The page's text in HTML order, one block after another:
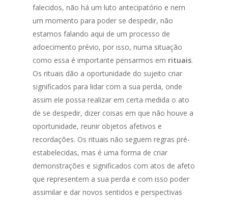
falecidos, não há um luto antecipatório e nem
um momento para poder se despedir, não
estamos falando aqui de um processo de
adoecimento prévio, por isso, numa situação
como essa é importante pensarmos em rituais.
Os rituais dão a oportunidade do sujeito criar
significados para lidar com a sua perda, onde
assim ele possa realizar em certa medida o ato
de se despedir, dizer coisas em que não houve a
oportunidade, reunir objetos afetivos e
recordações. Os rituais não seguem regras pré-
estabelecidas, mas é uma forma de criar
demonstrações e significados com atos de afeto
que representem a sua perda e com isso poder
assimilar e dar novos sentidos e perspectivas